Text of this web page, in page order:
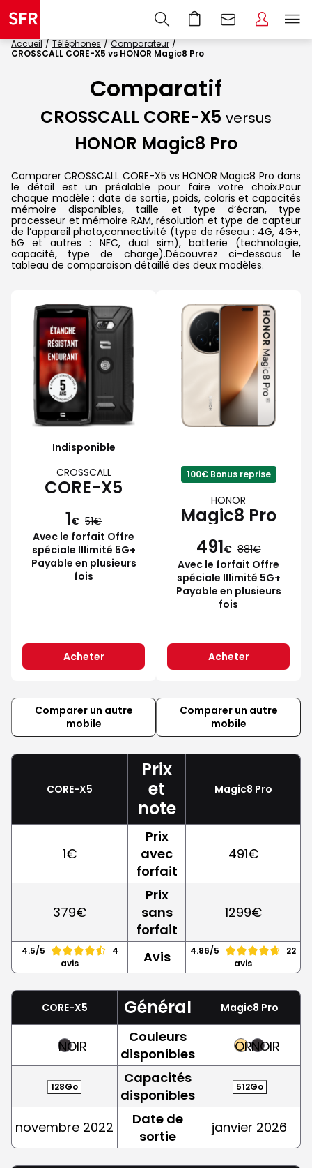
Accueil Téléphones
Comparateur
CROSSCALL CORE-X5 vs HONOR Magic8 Pro
Comparatif
CROSSCALL CORE-X5 versus
HONOR Magic8 Pro
Comparer CROSSCALL CORE-X5 vs HONOR Magic8 Pro dans
le détail est un préalable pour faire votre choix.Pour
chaque modèle : date de sortie, poids, coloris et capacités
mémoire disponibles, taille et type d’écran, type
processeur et mémoire RAM, résolution et type de capteur
de l’appareil photo,connectivité (type de réseau : 4G, 4G+,
5G et autres : NFC, dual sim), batterie (technologie,
capacité, type de charge).Découvrez ci-dessous le
tableau de comparaison détaillé des deux modèles.
Indisponible
CROSSCALL
CORE-X5
1€ 51
Avec le forfait Offre
spéciale Illimité 5G+
Payable en plusieurs
fois
Acheter
100€ Bonus reprise
HONOR
Magic8 Pro
491€ 881
Avec le forfait Offre
spéciale Illimité 5G+
Payable en plusieurs
fois
Acheter
Comparer un autre
mobile
Comparer un autre
mobile
CORE-X5
Prix
et
note
Magic8 Pro
1€
Prix
avec
forfait
491€
379€
Prix
sans
forfait
1299€
4.5/5
4
avis
Avis 4.86/5
22
avis
CORE-X5 Général Magic8 Pro
NOIR
Couleurs
disponibles
ORNOIR
128Go
Capacités
disponibles
512Go
novembre 2022
Date de
sortie
janvier 2026